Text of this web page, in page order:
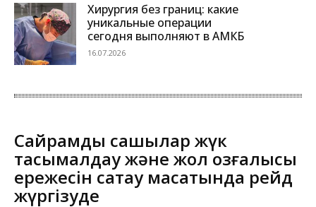
Хирургия без границ: какие
уникальные операции
сегодня выполняют в АМКБ
16.07.2026